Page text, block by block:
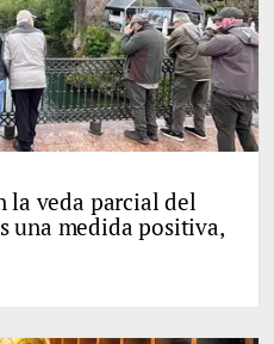
la veda parcial del
una medida positiva,